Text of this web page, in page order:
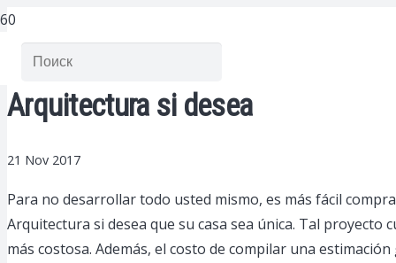
Arquitectura si desea
21 Nov 2017
Para no desarrollar todo usted mismo, es más fácil
Arquitectura si desea que su casa sea única. Tal
más costosa. Además, el costo de compilar una